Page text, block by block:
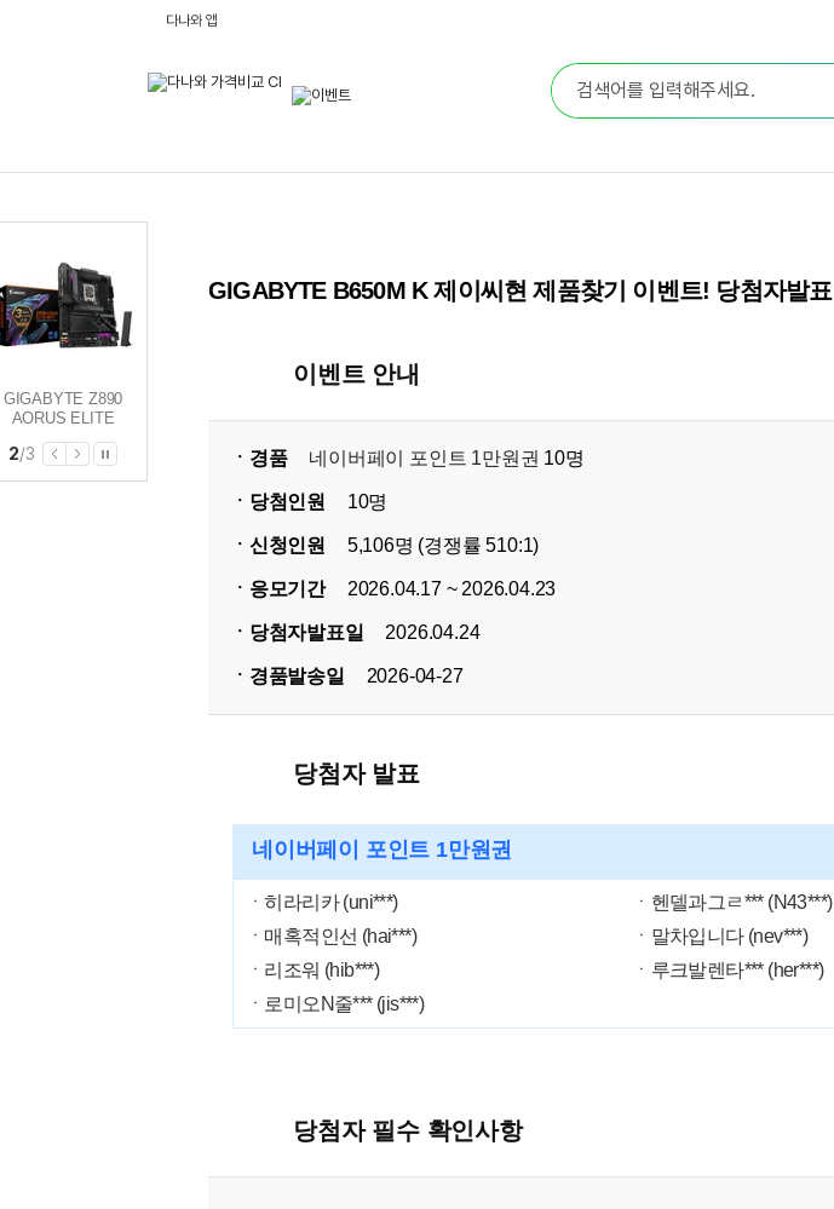
다나와 앱
GIGABYTE Z890
AORUS ELITE
WIFI7 제이씨현
AORUS ELITE X3D
K 제이씨현
2/3
GIGABYTE B650M K 제이씨현 제품찾기 이벤트! 당첨자발표
이벤트 안내
ㆍ경품 네이버페이 포인트 1만원권 10명
ㆍ당첨인원 10명
ㆍ신청인원 5,106명 (경쟁률 510:1)
ㆍ응모기간 2026.04.17 ~ 2026.04.23
ㆍ당첨자발표일 2026.04.24
ㆍ경품발송일 2026-04-27
당첨자 발표
네이버페이 포인트 1만원권
ㆍ히라리카 (uni***) ㆍ헨델과그ㄹ*** (N43***)
ㆍ매혹적인선 (hai***)
ㆍ말차입니다 (nev***)
ㆍ리조워 (hib***)
ㆍ루크발렌타*** (her***)
ㆍ로미오N줄*** (jis***)
당첨자 필수 확인사항